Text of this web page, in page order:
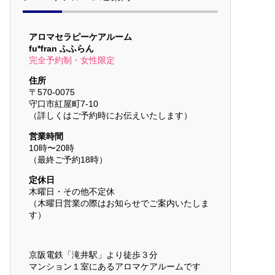
アロマセラピーケアルーム
fu*fran ふふらん
完全予約制・女性限定
住所
〒570-0075
守口市紅屋町7-10
（詳しくはご予約時にお伝えいたします）
営業時間
10時〜20時
（最終ご予約18時）
定休日
木曜日・その他不定休
（木曜日営業の際はお知らせでご案内いたしま
す）
京阪電鉄「滝井駅」より徒歩３分
マンション１室にあるアロマケアルームです